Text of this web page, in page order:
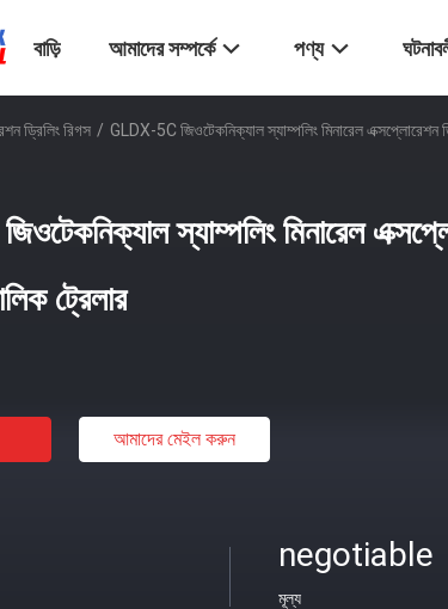
বাড়ি আমাদের সম্পর্কে পণ্য
ড্রিলিং রিগস / GLDX-5C জিওটেকনিক্যাল স্যাম্পলিং মিনারেল এক্সপ্লোরেশন
স্যাম্পলিং মিনারেল
ট্রেলার
আমাদের মেইল ​​করুন
negotiable
মূল্য